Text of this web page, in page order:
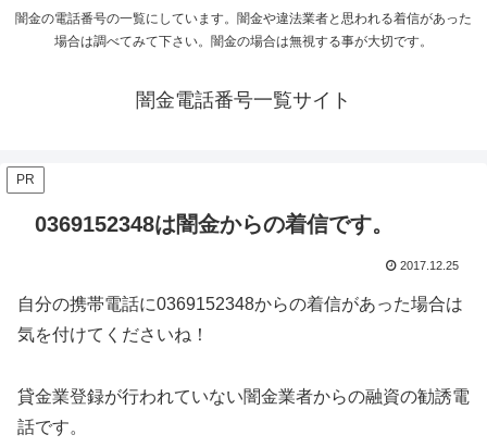
闇金の電話番号の一覧にしています。闇金や違法業者と思われる着信があった
場合は調べてみて下さい。闇金の場合は無視する事が大切です。
闇金電話番号一覧サイト
PR
0369152348は闇金からの着信です。
2017.12.25
自分の携帯電話に0369152348からの着信があった場合は
気を付けてくださいね！
貸金業登録が行われていない闇金業者からの融資の勧誘電
話です。